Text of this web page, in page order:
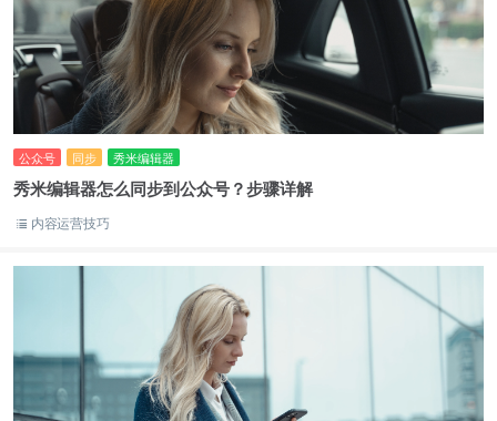
公众号 同步 秀米编辑器
秀米编辑器怎么同步到公众号？步骤详解
内容运营技巧